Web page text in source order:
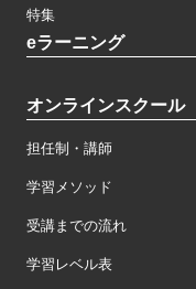
特集
eラーニング
オンラインスクール
担任制・講師
学習メソッド
受講までの流れ
学習レベル表